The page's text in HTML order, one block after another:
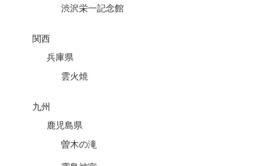
渋沢栄一記念館
関西
兵庫県
雲火焼
九州
鹿児島県
曽木の滝